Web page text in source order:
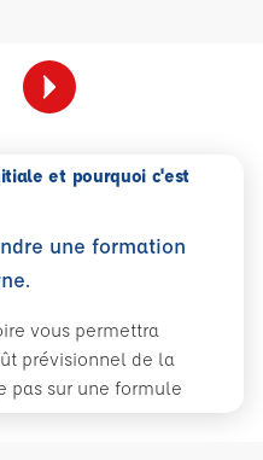
et pourquoi c'est
une formation
vous permettra
prévisionnel de la
pas sur une formule